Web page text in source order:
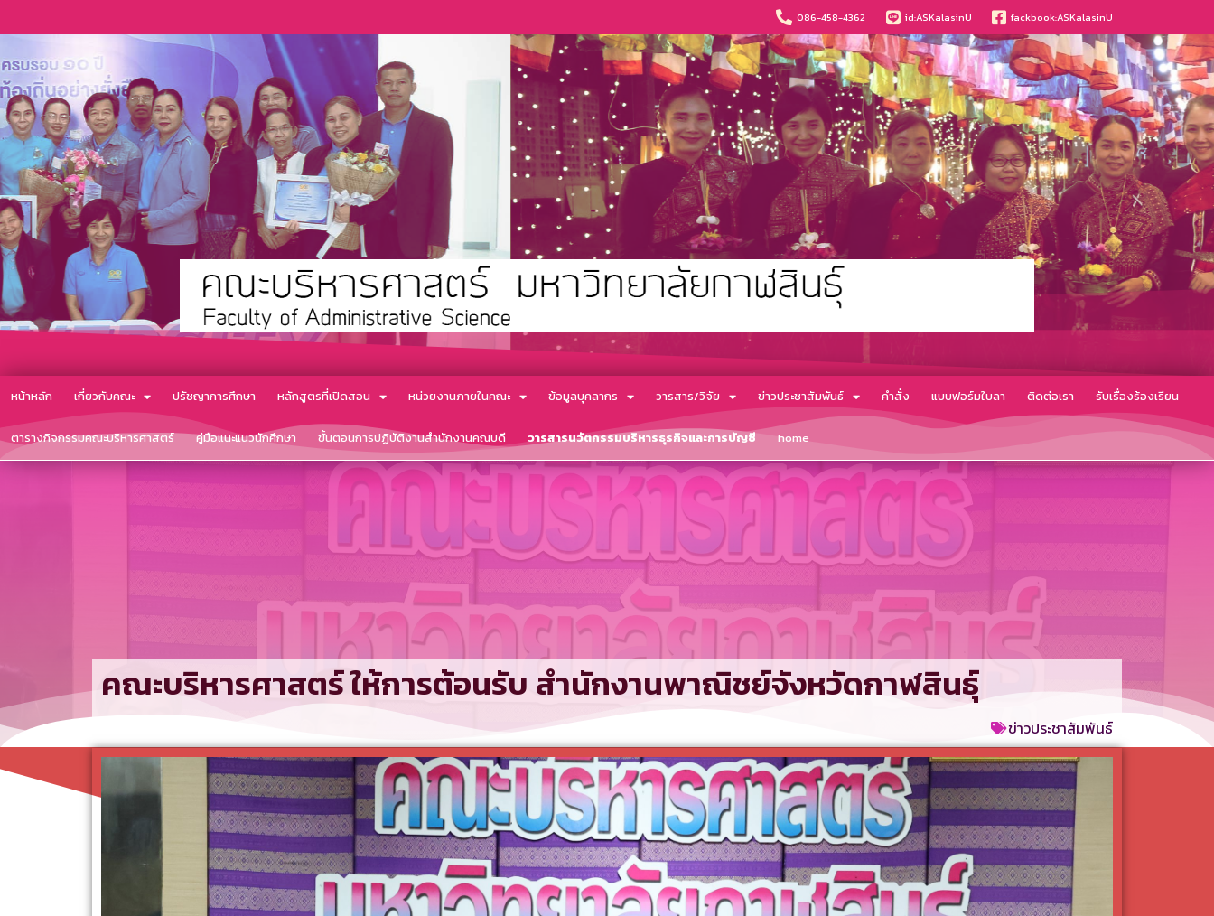
086-458-4362 id:ASKalasinU fackbook:ASKalasinU
หน้าหลัก เกี่ยวกับคณะ ปรัชญาการศึกษา หลักสูตรที่เปิดสอน หน่วยงานภายในคณะ ข้อมูลบุคลากร วารสาร/วิจัย ข่าวประชาสัมพันธ์ คำสั่ง แบบฟอร์มใบลา ติดต่อเรา รับเรื่องร้องเรียน
ตารางกิจกรรมคณะบริหารศาสตร์ คู่มือแนะแนวนักศึกษา ขั้นตอนการปฏิบัติงานสำนักงานคณบดี วารสารนวัตกรรมบริหารธุรกิจและการบัญชี home
คณะบริหารศาสตร์ ให้การต้อนรับ สำนักงานพาณิชย์จังหวัดกาฬสินธุ์
ข่าวประชาสัมพันธ์